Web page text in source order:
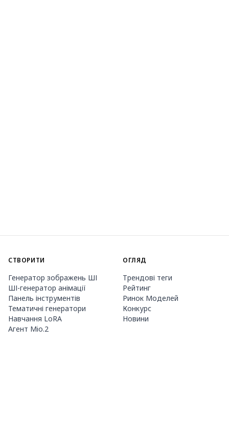
СТВОРИТИ
Генератор зображень ШІ
ШІ-генератор анімації
Панель інструментів
Тематичні генератори
Навчання LoRA
Агент Mio.2
ОГЛЯД
Трендові теги
Рейтинг
Ринок Моделей
Конкурс
Новини